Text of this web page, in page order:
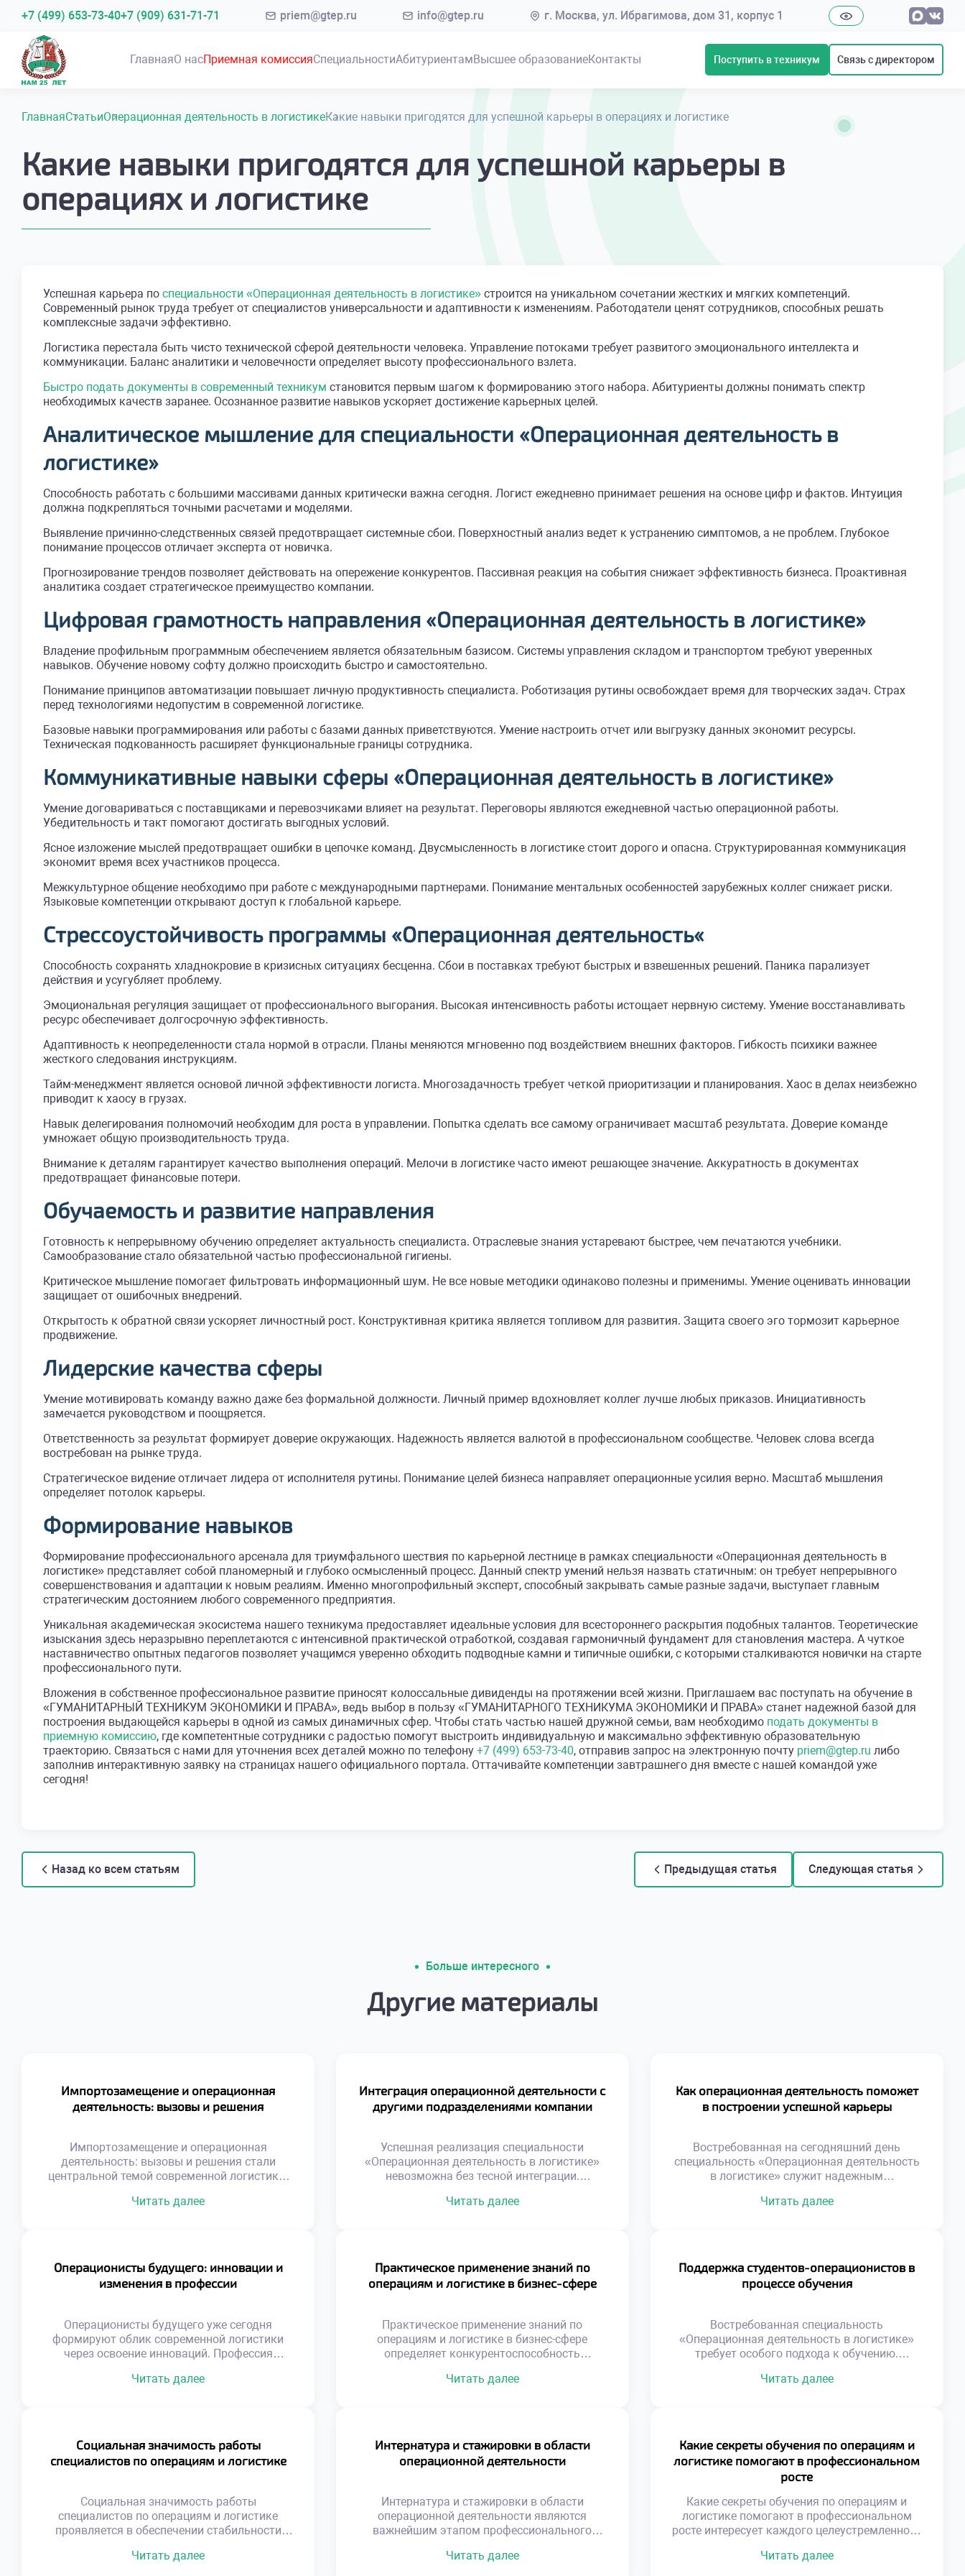
+7 (499) 653-73-40+7 (909) 631-71-71 priem@gtep.ru info@gtep.ru г. Москва, ул. Ибрагимова, дом 31, корпус 1
ГлавнаяО насПриемная комиссияСпециальностиАбитуриентам Высшее образованиеКонтакты Поступить в техникум Связь с директором
ГлавнаяСтатьиОперационная деятельность в логистикеКакие навыки пригодятся для успешной карьеры в операциях и логистике
Какие навыки пригодятся для успешной карьеры в
операциях и логистике
Успешная карьера по специальности «Операционная деятельность в логистике» строится на уникальном сочетании жестких и мягких компетенций.
Современный рынок труда требует от специалистов универсальности и адаптивности к изменениям. Работодатели ценят сотрудников, способных решать
комплексные задачи эффективно.
Логистика перестала быть чисто технической сферой деятельности человека. Управление потоками требует развитого эмоционального интеллекта и
коммуникации. Баланс аналитики и человечности определяет высоту профессионального взлета.
Быстро подать документы в современный техникум становится первым шагом к формированию этого набора. Абитуриенты должны понимать спектр
необходимых качеств заранее. Осознанное развитие навыков ускоряет достижение карьерных целей.
Аналитическое мышление для специальности «Операционная деятельностьв
логистике»
Способность работать с большими массивами данных критически важна сегодня. Логист ежедневно принимает решения на основе цифр и фактов. Интуиция
должна подкрепляться точными расчетами и моделями.
Выявление причинно-следственных связей предотвращает системные сбои. Поверхностный анализ ведет к устранению симптомов, а не проблем. Глубокое
понимание процессов отличает эксперта от новичка.
Прогнозирование трендов позволяет действовать на опережение конкурентов. Пассивная реакция на события снижает эффективность бизнеса. Проактивная
аналитика создает стратегическое преимущество компании.
Цифровая грамотность направления «Операционная деятельностьв логистике»
Владение профильным программным обеспечением является обязательным базисом. Системы управления складом и транспортом требуют уверенных
навыков. Обучение новому софту должно происходить быстро и самостоятельно.
Понимание принципов автоматизации повышает личную продуктивность специалиста. Роботизация рутины освобождает время для творческих задач. Страх
перед технологиями недопустим в современной логистике.
Базовые навыки программирования или работы с базами данных приветствуются. Умение настроить отчет или выгрузку данных экономит ресурсы.
Техническая подкованность расширяет функциональные границы сотрудника.
Коммуникативные навыки сферы «Операционная деятельностьв логистике»
Умение договариваться с поставщиками и перевозчиками влияет на результат. Переговоры являются ежедневной частью операционной работы.
Убедительность и такт помогают достигать выгодных условий.
Ясное изложение мыслей предотвращает ошибки в цепочке команд. Двусмысленность в логистике стоит дорого и опасна. Структурированная коммуникация
экономит время всех участников процесса.
Межкультурное общение необходимо при работе с международными партнерами. Понимание ментальных особенностей зарубежных коллег снижает риски.
Языковые компетенции открывают доступ к глобальной карьере.
Стрессоустойчивость программы «Операционная деятельность«
Способность сохранять хладнокровие в кризисных ситуациях бесценна. Сбои в поставках требуют быстрых и взвешенных решений. Паника парализует
действия и усугубляет проблему.
Эмоциональная регуляция защищает от профессионального выгорания. Высокая интенсивность работы истощает нервную систему. Умение восстанавливать
ресурс обеспечивает долгосрочную эффективность.
Адаптивность к неопределенности стала нормой в отрасли. Планы меняются мгновенно под воздействием внешних факторов. Гибкость психики важнее
жесткого следования инструкциям.
Тайм-менеджмент является основой личной эффективности логиста. Многозадачность требует четкой приоритизации и планирования. Хаос в делах неизбежно
приводит к хаосу в грузах.
Навык делегирования полномочий необходим для роста в управлении. Попытка сделать все самому ограничивает масштаб результата. Доверие команде
умножает общую производительность труда.
Внимание к деталям гарантирует качество выполнения операций. Мелочи в логистике часто имеют решающее значение. Аккуратность в документах
предотвращает финансовые потери.
Обучаемость и развитие направления
Готовность к непрерывному обучению определяет актуальность специалиста. Отраслевые знания устаревают быстрее, чем печатаются учебники.
Самообразование стало обязательной частью профессиональной гигиены.
Критическое мышление помогает фильтровать информационный шум. Не все новые методики одинаково полезны и применимы. Умение оценивать инновации
защищает от ошибочных внедрений.
Открытость к обратной связи ускоряет личностный рост. Конструктивная критика является топливом для развития. Защита своего эго тормозит карьерное
продвижение.
Лидерские качества сферы
Умение мотивировать команду важно даже без формальной должности. Личный пример вдохновляет коллег лучше любых приказов. Инициативность
замечается руководством и поощряется.
Ответственность за результат формирует доверие окружающих. Надежность является валютой в профессиональном сообществе. Человек слова всегда
востребован на рынке труда.
Стратегическое видение отличает лидера от исполнителя рутины. Понимание целей бизнеса направляет операционные усилия верно. Масштаб мышления
определяет потолок карьеры.
Формирование навыков
Формирование профессионального арсенала для триумфального шествия по карьерной лестнице в рамках специальности «Операционная деятельность в
логистике» представляет собой планомерный и глубоко осмысленный процесс. Данный спектр умений нельзя назвать статичным: он требует непрерывного
совершенствования и адаптации к новым реалиям. Именно многопрофильный эксперт, способный закрывать самые разные задачи, выступает главным
стратегическим достоянием любого современного предприятия.
Уникальная академическая экосистема нашего техникума предоставляет идеальные условия для всестороннего раскрытия подобных талантов. Теоретические
изыскания здесь неразрывно переплетаются с интенсивной практической отработкой, создавая гармоничный фундамент для становления мастера. А чуткое
наставничество опытных педагогов позволяет учащимся уверенно обходить подводные камни и типичные ошибки, с которыми сталкиваются новички на старте
профессионального пути.
Вложения в собственное профессиональное развитие приносят колоссальные дивиденды на протяжении всей жизни. Приглашаем вас поступать на обучение в
«ГУМАНИТАРНЫЙ ТЕХНИКУМ ЭКОНОМИКИ И ПРАВА», ведь выбор в пользу «ГУМАНИТАРНОГО ТЕХНИКУМА ЭКОНОМИКИ И ПРАВА» станет надежной базой для
построения выдающейся карьеры в одной из самых динамичных сфер. Чтобы стать частью нашей дружной семьи, вам необходимо подать документы в
приемную комиссию, где компетентные сотрудники с радостью помогут выстроить индивидуальную и максимально эффективную образовательную
траекторию. Связаться с нами для уточнения всех деталей можно по телефону +7 (499) 653-73-40, отправив запрос на электронную почту priem@gtep.ru либо
заполнив интерактивную заявку на страницах нашего официального портала. Оттачивайте компетенции завтрашнего дня вместе с нашей командой уже
сегодня!
Назад ко всем статьям Предыдущая статья Следующая статья
Больше интересного
Другие материалы
Импортозамещение и операционная
деятельность: вызовы и решения
Импортозамещение и операционная
деятельность: вызовы и решения стали
центральной темой современной логистики.
трансформировали привычные цепочки
потеряли актуальность и эффективность.
Адаптация к новым условиям требует
нестандартного мышления и гибкости.
уникальный спрос на квалифицированные
кадры. Работодатели ищут специалистов, […]
Читать далее
Интеграция операционной деятельности с
другими подразделениями компании
Успешная реализация специальности
«Операционная деятельность в логистике»
невозможна без тесной интеграции.
островом внутри современной организации.
порождает потери, ошибки и конфликты
интересов. Синергия подразделений создает
устойчивое конкурентное преимущество
функциональных разрывов и локальной
оптимизации. Склад работает […]
Читать далее
Как операционная деятельность поможет
в построении успешной карьеры
Востребованная на сегодняшний день
специальность «Операционная деятельность
в логистике» служит надежным
и устойчивой карьеры. Данная
ситуации. Выпускники получают не просто
диплом, а реальный инструмент
профессионального роста. Логистическая
развития и постоянным расширением.
Карьерные лифты здесь работают быстрее,
чем […]
Читать далее
Операционисты будущего: инновации и
изменения в профессии
Операционисты будущего уже сегодня
формируют облик современной логистики
через освоение инноваций. Профессия
влиянием технологий. Рутинные операции
архитектором сложных цифровых систем.
Гуманитарный аспект работы приобретает
новое звучание. Выпускники должны быть
Технологический прогресс меняет
требования к компетенциям. […]
Читать далее
Практическое применение знаний по
операциям и логистике в бизнес-сфере
Практическое применение знаний по
операциям и логистике в бизнес-сфере
определяет конкурентоспособность
модели обретают ценность только через
задачи. Абстрактные формулы должны
трансформироваться в измеримые
экономические результаты. Понимание этого
теоретика. Работодатели ценят прикладные
навыки выше академических достижений.
Способность […]
Читать далее
Поддержка студентов-операционистов в
процессе обучения
Востребованная специальность
«Операционная деятельность в логистике»
требует особого подхода к обучению.
управления материальными и
заведение создает среду для
профессионального и личностного роста.
Поддержка является фундаментом
формирования компетентного специалиста.
Образовательный процесс сочетает теорию с
интенсивной практикой. Наставники
помогают преодолевать трудности на […]
Читать далее
Социальная значимость работы
специалистов по операциям и логистике
Социальная значимость работы
специалистов по операциям и логистике
проявляется в обеспечении стабильности
далеко за рамки простой транспортировки
Читать далее
Интернатура и стажировки в области
операционной деятельности
Интернатура и стажировки в области
операционной деятельности являются
важнейшим этапом профессионального
Теоретические знания обретают истинную
Читать далее
Какие секреты обучения по операциям и
логистике помогают в профессиональном
росте
Какие секреты обучения по операциям и
логистике помогают в профессиональном
росте интересует каждого целеустремленного
только от таланта, но и от правильной
Читать далее